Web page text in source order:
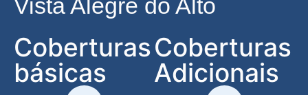
Coberturas
básicas
Coberturas
Adicionais